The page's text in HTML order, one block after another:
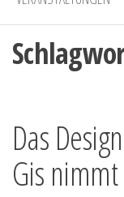
Das
Gis